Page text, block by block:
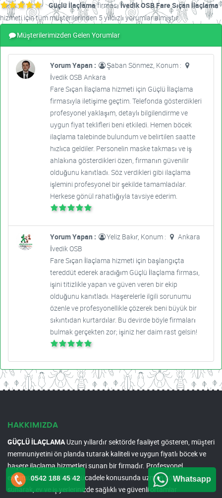
Güçlü İlaçlamafirmasıİvedik OSB Fare Sıçan İlaçlama
hizmeti için tüm müşterilerinden 5 yıldızlı yorumlar almıştır.
Müşterilerimizden Gelen Yorumlar
Yorum Yapan :
Şaban Sönmez, Konum :
İvedik OSB Ankara
Fare Sıçan İlaçlama hizmeti için Güçlü İlaçlama
firmasıyla iletişime geçtim. Telefonda gösterdikleri
profesyonel yaklaşım, detaylı bilgilendirme ve
uygun fiyat teklifleri beni etkiledi. Hemen böcek
ilaçlama talebinde bulundum ve belirtilen saatte
hızlıca geldiler. Personelin maske takması ve iş
ahlakına gösterdikleri özen, firmanın güvenilir
olduğunu kanıtladı. Söz verdikleri gibi ilaçlama
işlemini profesyonel bir şekilde tamamladılar.
Herkese gönül rahatlığıyla tavsiye ederim.
Yorum Yapan : Yeliz Bakır, Konum :
Ankara
İvedik OSB
Fare Sıçan İlaçlama hizmeti için başlangıçta
tereddüt ederek aradığım Güçlü İlaçlama firması,
işini titizlikle yapan ve güven veren bir ekip
olduğunu kanıtladı. Haşerelerle ilgili sorunumu
özenle ve profesyonellikle çözerek beni büyük bir
sıkıntıdan kurtardılar. Bu devirde böyle firmaları
bulmak gerçekten zor; işiniz her daim rast gelsin!
HAKKIMIZDA
GÜÇLÜ İLAÇLAMAUzun yıllardır sektörde faaliyet gösteren, müşteri
memnuniyetini ön planda tutarak kaliteli ve uygun fiyatlı böcek ve
haşere ilaçlama hizmetleri sunan bir firmadır. Profesyonel
ekibimizle, zararlılarla mücadele konusunda uzman çözümler
sunarak, ev ve iş yerlerinizde sağlıklı ve güvenli ortamlar
0542 188 45 42 Whatsapp